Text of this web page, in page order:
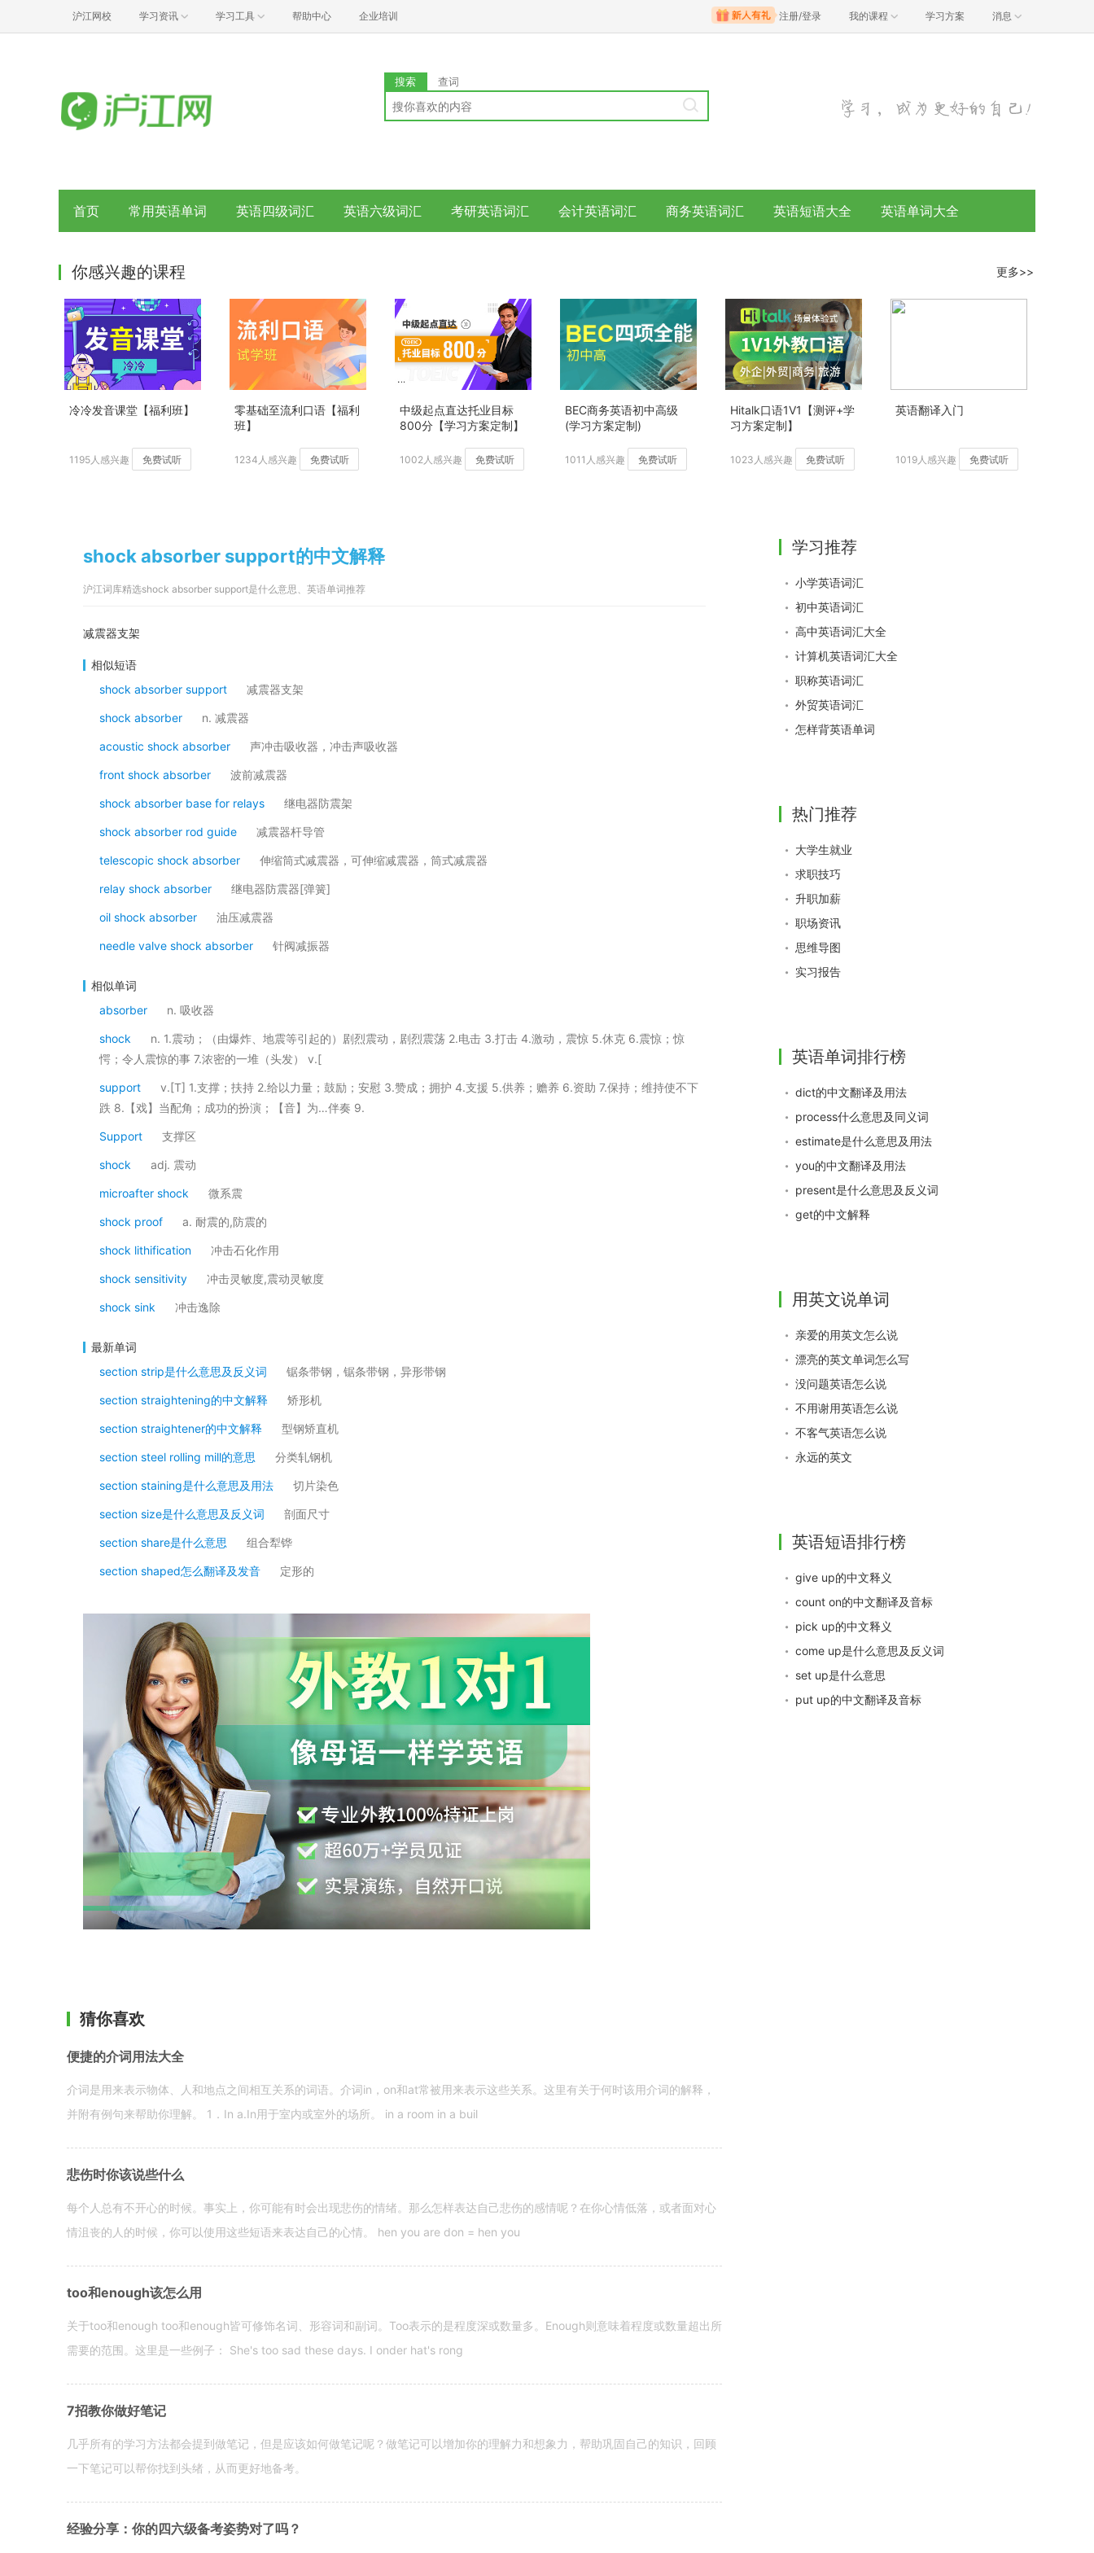
沪江网校 学习资讯 学习工具 帮助中心 企业培训 注册/登录 我的课程 学习方案 消息
搜索 查词
首页 常用英语单词 英语四级词汇 英语六级词汇 考研英语词汇 会计英语词汇 商务英语词汇 英语短语大全 英语单词大全
你感兴趣的课程 更多>>
冷冷发音课堂【福利班】
1195人感兴趣 免费试听
零基础至流利口语【福利
班】
1234人感兴趣 免费试听
中级起点直达托业目标
800分【学习方案定制】
1002人感兴趣 免费试听
BEC商务英语初中高级
(学习方案定制)
1011人感兴趣 免费试听
Hitalk口语1V1【测评+学
习方案定制】
1023人感兴趣 免费试听
英语翻译入门
1019人感兴趣 免费试听
shock absorber support的中文解释
沪江词库精选shock absorber support是什么意思、英语单词推荐
减震器支架
相似短语
shock absorber support
减震器支架
shock absorber n. 减震器
acoustic shock absorber 声冲击吸收器，冲击声吸收器
front shock absorber 波前减震器
shock absorber base for relays 继电器防震架
shock absorber rod guide 减震器杆导管
telescopic shock absorber 伸缩筒式减震器，可伸缩减震器，筒式减震器
relay shock absorber 继电器防震器[弹簧]
oil shock absorber 油压减震器
needle valve shock absorber 针阀减振器
相似单词
absorber
n. 吸收器
shock
n. 1.震动；（由爆炸、地震等引起的）剧烈震动，剧烈震荡 2.电击 3.打击 4.激动，震惊 5.休克 6.震惊；惊
愕；令人震惊的事 7.浓密的一堆（头发） v.[
support
v.[T] 1.支撑；扶持 2.给以力量；鼓励；安慰 3.赞成；拥护 4.支援 5.供养；赡养 6.资助 7.保持；维持使不下
跌 8.【戏】当配角；成功的扮演；【音】为…伴奏 9.
Support 支撑区
shock adj. 震动
microafter shock 微系震
shock proof a. 耐震的,防震的
shock lithification 冲击石化作用
shock sensitivity 冲击灵敏度,震动灵敏度
shock sink 冲击逸除
最新单词
section strip是什么意思及反义词
锯条带钢，锯条带钢，异形带钢
section straightening的中文解释 矫形机
section straightener的中文解释 型钢矫直机
section steel rolling mill的意思 分类轧钢机
section staining是什么意思及用法 切片染色
section size是什么意思及反义词 剖面尺寸
section share是什么意思 组合犁铧
section shaped怎么翻译及发音 定形的
猜你喜欢
便捷的介词用法大全
介词是用来表示物体、人和地点之间相互关系的词语。介词in，on和at常被用来表示这些关系。这里有关于何时该用介词的解释，
并附有例句来帮助你理解。 1．In a.In用于室内或室外的场所。 in a room in a buil
悲伤时你该说些什么
每个人总有不开心的时候。事实上，你可能有时会出现悲伤的情绪。那么怎样表达自己悲伤的感情呢？在你心情低落，或者面对心
情沮丧的人的时候，你可以使用这些短语来表达自己的心情。 hen you are don = hen you
too和enough该怎么用
关于too和enough too和enough皆可修饰名词、形容词和副词。Too表示的是程度深或数量多。Enough则意味着程度或数量超出所
需要的范围。这里是一些例子： She's too sad these days. I onder hat's rong
7招教你做好笔记
几乎所有的学习方法都会提到做笔记，但是应该如何做笔记呢？做笔记可以增加你的理解力和想象力，帮助巩固自己的知识，回顾
一下笔记可以帮你找到头绪，从而更好地备考。
经验分享：你的四六级备考姿势对了吗？
学习推荐
小学英语词汇
初中英语词汇
高中英语词汇大全
计算机英语词汇大全
职称英语词汇
外贸英语词汇
怎样背英语单词
热门推荐
大学生就业
求职技巧
升职加薪
职场资讯
思维导图
实习报告
英语单词排行榜
dict的中文翻译及用法
process什么意思及同义词
estimate是什么意思及用法
you的中文翻译及用法
present是什么意思及反义词
get的中文解释
用英文说单词
亲爱的用英文怎么说
漂亮的英文单词怎么写
没问题英语怎么说
不用谢用英语怎么说
不客气英语怎么说
永远的英文
英语短语排行榜
give up的中文释义
count on的中文翻译及音标
pick up的中文释义
come up是什么意思及反义词
set up是什么意思
put up的中文翻译及音标